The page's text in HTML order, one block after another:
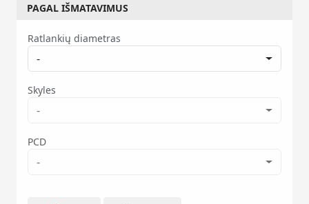
PAGAL IŠMATAVIMUS
Ratlankių diametras
-
Skyles
-
PCD
-